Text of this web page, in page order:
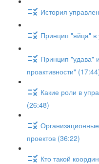
История
Принцип "яйца" в
Принцип "удава"
проактивности"
Какие роли в
(26:48)
проектов (36:22)
Кто такой